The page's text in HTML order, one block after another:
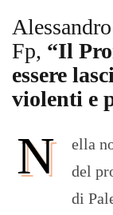
Fp, “Il
essere
violenti e
N
ella
del
di